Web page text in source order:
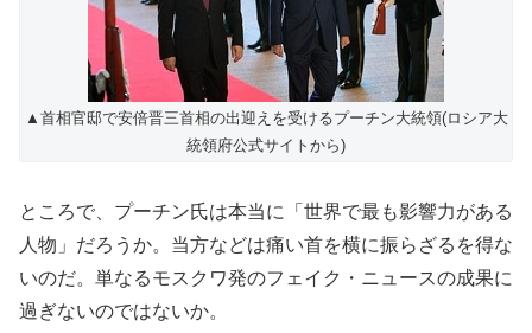
▲首相官邸で安倍晋三首相の出迎えを受けるプーチン大統領(ロシア大
統領府公式サイトから)
ところで、プーチン氏は本当に「世界で最も影響力がある
人物」だろうか。当方などは痛い首を横に振らざるを得な
いのだ。単なるモスクワ発のフェイク・ニュースの成果に
過ぎないのではないか。